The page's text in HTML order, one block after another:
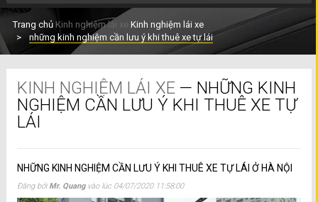
Trang chủ Kinh nghiệm lái xe Kinh nghiệm lái xe
những kinh nghiệm cần lưu ý khi thuê xe tự lái
KINH NGHIỆM LÁI XE — NHỮNG KINH
NGHIỆM CẦN LƯU Ý KHI THUÊ XE TỰ
LÁI
NHỮNG KINH NGHIỆM CẦN LƯU Ý KHI THUÊ XE TỰ LÁI Ở HÀ NỘI
Đăng bởiMr. Quangvào lúc 04/07/2020 11:58:00